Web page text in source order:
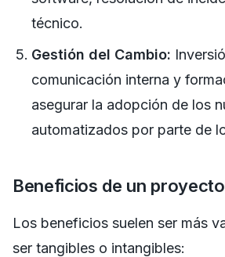
técnico.
Gestión del Cambio:
comunicación interna y
asegurar la adopción de los
automatizados por parte de
Beneficios de un
Los beneficios suelen ser más
ser tangibles o intangibles: